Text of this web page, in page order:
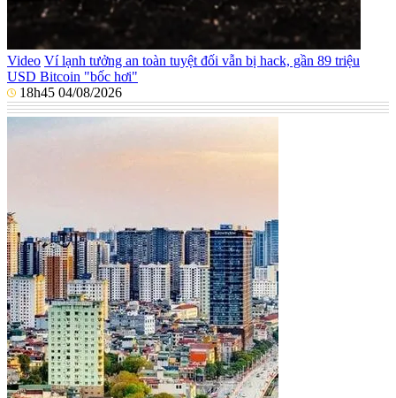
Video Ví lạnh tưởng an toàn tuyệt đối vẫn bị hack, gần 89 triệu
USD Bitcoin "bốc hơi"
18h45 04/08/2026